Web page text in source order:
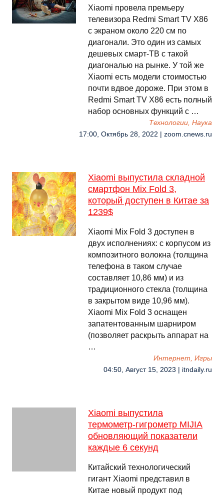
Xiaomi провела премьеру
телевизора Redmi Smart TV X86
с экраном около 220 см по
диагонали. Это один из самых
дешевых смарт-ТВ с такой
диагональю на рынке. У той же
Xiaomi есть модели стоимостью
почти вдвое дороже. При этом в
Redmi Smart TV X86 есть полный
набор основных функций с …
Технологии, Наука
17:00, Октябрь 28, 2022 | zoom.cnews.ru
Xiaomi выпустила складной
смартфон Mix Fold 3,
который доступен в Китае за
1239$
Xiaomi Mix Fold 3 доступен в
двух исполнениях: с корпусом из
композитного волокна (толщина
телефона в таком случае
составляет 10,86 мм) и из
традиционного стекла (толщина
в закрытом виде 10,96 мм).
Xiaomi Mix Fold 3 оснащен
запатентованным шарниром
(позволяет раскрыть аппарат на
…
Интернет, Игры
04:50, Август 15, 2023 | itndaily.ru
Xiaomi выпустила
термометр-гигрометр MIJIA
обновляющий показатели
каждые 6 секунд
Китайский технологический
гигант Xiaomi представил в
Китае новый продукт под